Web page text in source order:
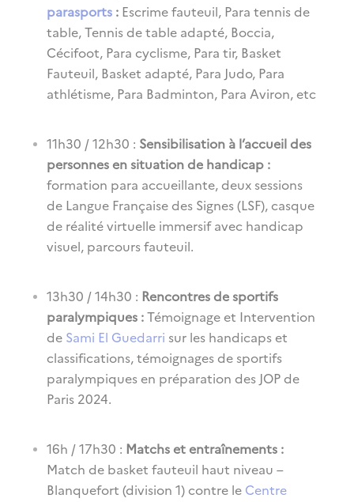
parasports:Escrime fauteuil, Para tennis de
table, Tennis de table adapté, Boccia,
Cécifoot, Para cyclisme, Para tir, Basket
Fauteuil, Basket adapté, Para Judo, Para
athlétisme, Para Badminton, Para Aviron, etc
11h30 / 12h30 : Sensibilisation à l’accueil des
personnes en situation de handicap :
formation para accueillante, deux sessions
de Langue Française des Signes (LSF), casque
de réalité virtuelle immersif avec handicap
visuel, parcours fauteuil.
13h30 / 14h30 : Rencontres de sportifs
paralympiques :Témoignage et Intervention
de Sami El Guedarri sur les handicaps et
classifications, témoignages de sportifs
paralympiques en préparation des JOP de
Paris 2024.
16h / 17h30 : Matchs et entraînements :
Match de basket fauteuil haut niveau –
Blanquefort (division 1) contre le Centre